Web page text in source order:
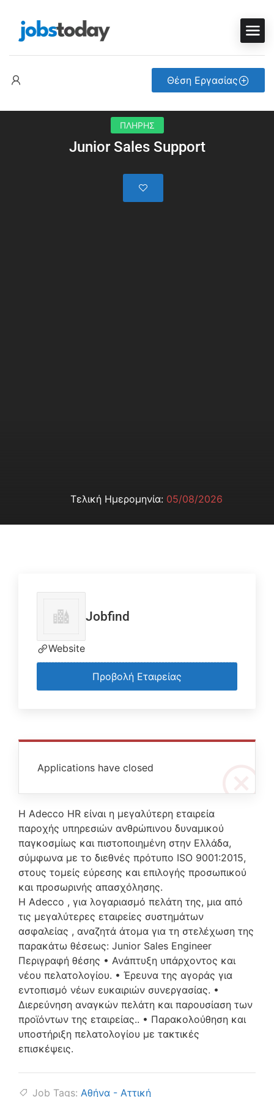
Θέση Εργασίας
ΠΛΗΡΗΣ
Junior Sales Support
Τελική Ημερομηνία: 05/08/2026
Applications have closed
Η Adecco HR είναι η μεγαλύτερη εταιρεία
παροχής υπηρεσιών ανθρώπινου δυναμικού
παγκοσμίως και πιστοποιημένη στην Ελλάδα,
σύμφωνα με το διεθνές πρότυπο ISO 9001:2015,
στους τομείς εύρεσης και επιλογής προσωπικού
και προσωρινής απασχόλησης.
H Adecco , για λογαριασμό πελάτη της, μια από
τις μεγαλύτερες εταιρείες συστημάτων
ασφαλείας , αναζητά άτομα για τη στελέχωση της
παρακάτω θέσεως: Junior Sales Engineer
Περιγραφή θέσης • Ανάπτυξη υπάρχοντος και
νέου πελατολογίου. • Έρευνα της αγοράς για
εντοπισμό νέων ευκαιριών συνεργασίας. •
Διερεύνηση αναγκών πελάτη και παρουσίαση των
προϊόντων της εταιρείας.. • Παρακολούθηση και
υποστήριξη πελατολογίου με τακτικές
επισκέψεις.
Job Tags: Αθήνα - Αττική
Jobfind
Website
Προβολή Εταιρείας